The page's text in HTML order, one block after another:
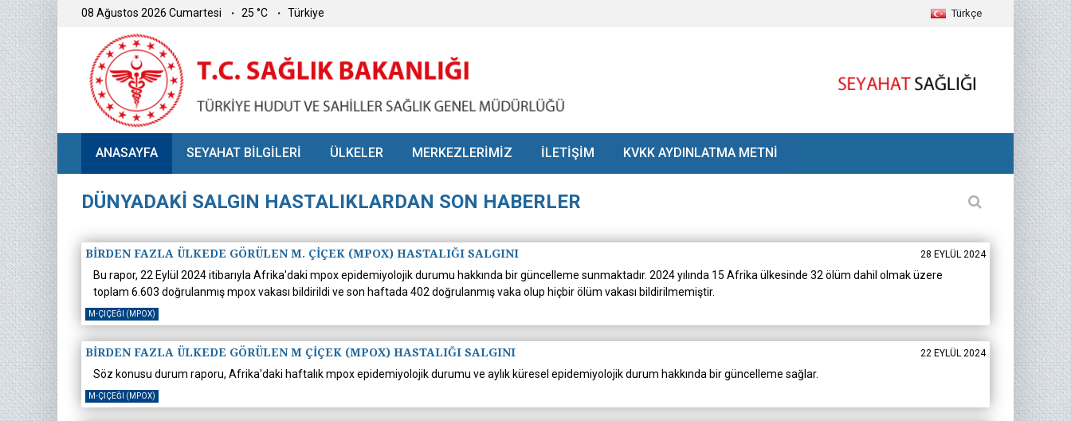
08 Ağustos 2026 Cumartesi 25 °C Türkiye Türkçe
ANASAYFA SEYAHAT BİLGİLERİ ÜLKELER MERKEZLERİMİZ İLETİŞİM KVKK AYDINLATMA METNİ
DÜNYADAKİ SALGIN HASTALIKLARDAN SON HABERLER
BİRDEN FAZLA ÜLKEDE GÖRÜLEN M. ÇİÇEK (MPOX) HASTALIĞI SALGINI 28 EYLÜL 2024
Bu rapor, 22 Eylül 2024 itibarıyla Afrika'daki mpox epidemiyolojik durumu hakkında bir güncelleme sunmaktadır. 2024 yılında 15 Afrika ülkesinde 32 ölüm dahil olmak üzere
toplam 6.603 doğrulanmış mpox vakası bildirildi ve son haftada 402 doğrulanmış vaka olup hiçbir ölüm vakası bildirilmemiştir.
M-ÇIÇEĞI (MPOX)
BİRDEN FAZLA ÜLKEDE GÖRÜLEN M ÇİÇEK (MPOX) HASTALIĞI SALGINI 22 EYLÜL 2024
Söz konusu durum raporu, Afrika'daki haftalık mpox epidemiyolojik durumu ve aylık küresel epidemiyolojik durum hakkında bir güncelleme sağlar.
M-ÇIÇEĞI (MPOX)